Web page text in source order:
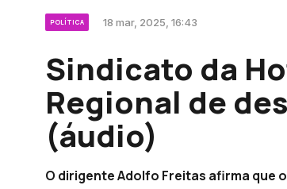
POLÍTICA 18 mar, 2025, 16:43
Sindicato da
Regional de
(áudio)
O dirigente Adolfo Freitas afirma que